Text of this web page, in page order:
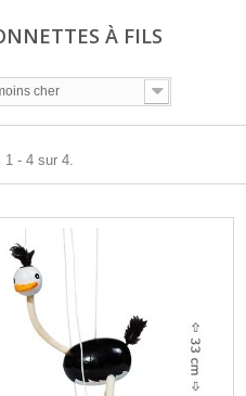
À FILS
cher
- 4 sur 4.